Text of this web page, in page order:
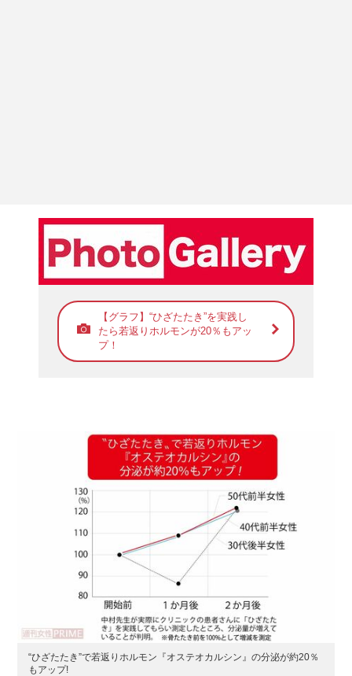
【グラフ】“ひざたたき”を実践し
たら若返りホルモンが20％もアッ
プ！
“ひざたたき”で若返りホルモン『オステオカルシン』の分泌が約20％
もアップ!